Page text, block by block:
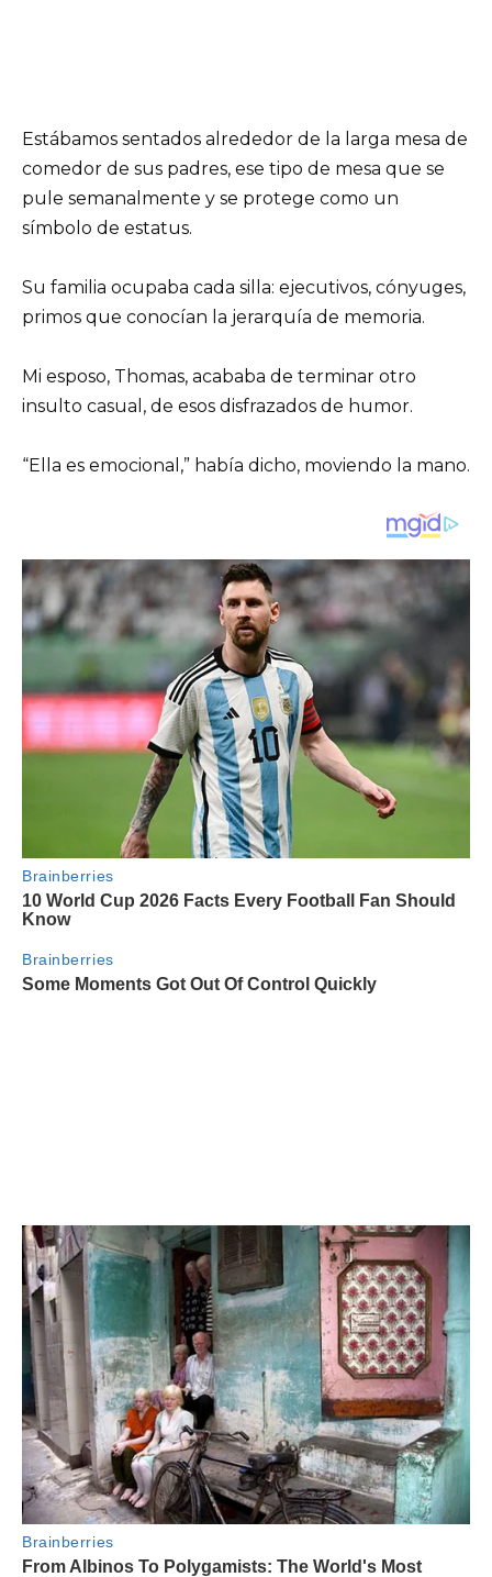
Estábamos sentados alrededor de la larga mesa de
comedor de sus padres, ese tipo de mesa que se
pule semanalmente y se protege como un
símbolo de estatus.
Su familia ocupaba cada silla: ejecutivos, cónyuges,
primos que conocían la jerarquía de memoria.
Mi esposo, Thomas, acababa de terminar otro
insulto casual, de esos disfrazados de humor.
“Ella es emocional,” había dicho, moviendo la mano.